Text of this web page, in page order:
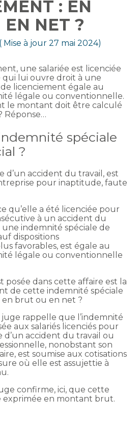
: EN
EN NET ?
( Mise à jour 27 mai 2024)
une salariée est licenciée
lui ouvre droit à une
licenciement égale au
légale ou conventionnelle.
le montant doit être calculé
Réponse…
spéciale
?
d’un accident du travail, est
pour inaptitude, faute
qu’elle a été licenciée pour
à un accident du
une indemnité spéciale de
dispositions
favorables, est égale au
légale ou conventionnelle
posée dans cette affaire est la
de cette indemnité spéciale
brut ou en net ?
juge rappelle que l’indemnité
aux salariés licenciés pour
d’un accident du travail ou
nonobstant son
est soumise aux cotisations
où elle est assujettie à
confirme, ici, que cette
en montant brut.